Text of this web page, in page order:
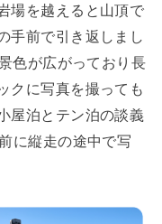
場を越えると山頂で
手前で引き返しまし
色が広がっており長
クに写真を撮っても
屋泊とテン泊の談義
に縦走の途中で写